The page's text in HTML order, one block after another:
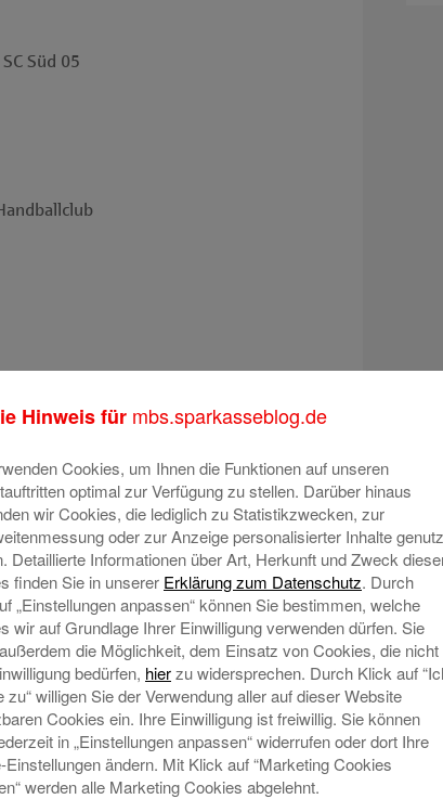
Süd 05
Falkensee
Hinweis für mbs.sparkasseblog.de
Cookies, um Ihnen die Funktionen auf unseren
optimal zur Verfügung zu stellen. Darüber hinaus
wir Cookies, die lediglich zu Statistikzwecken, zur
oder zur Anzeige personalisierter Inhalte
Detaillierte Informationen über Art, Herkunft und Zweck
finden Sie in unserer Erklärung zum Datenschutz. Durch
„Einstellungen anpassen“ können Sie bestimmen, welche
wir auf Grundlage Ihrer Einwilligung verwenden dürfen. Sie
die Möglichkeit, dem Einsatz von Cookies, die nicht
bedürfen, hierzu widersprechen. Durch Klick auf
zu“ willigen Sie der Verwendung aller auf dieser Website
Cookies ein. Ihre Einwilligung ist freiwillig. Sie können
in „Einstellungen anpassen“ widerrufen oder dort Ihre
Einstellungen ändern. Mit Klick auf “Marketing Cookies
werden alle Marketing Cookies abgelehnt.